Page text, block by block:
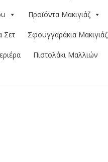
Προϊόντα Μακιγιάζ
Σετ Σφουγγαράκια Μακιγιάζ
Πιστολάκι Μαλλιών